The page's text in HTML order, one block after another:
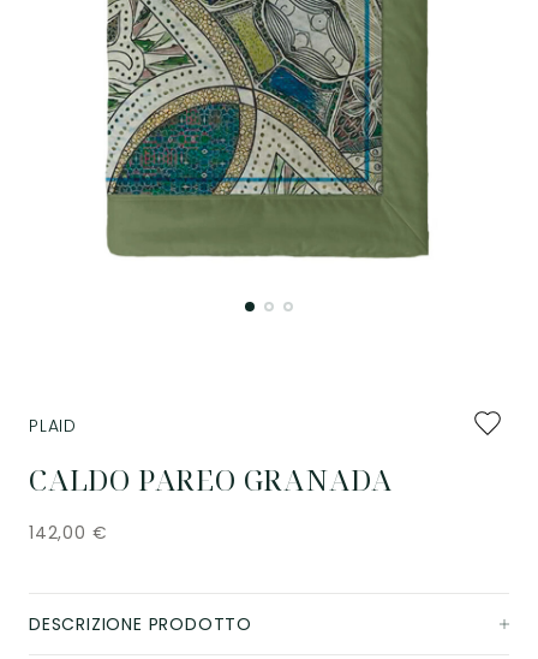
CALDO PAREO GRANADA
PLAID
142,00 €
DESCRIZIONE PRODOTTO